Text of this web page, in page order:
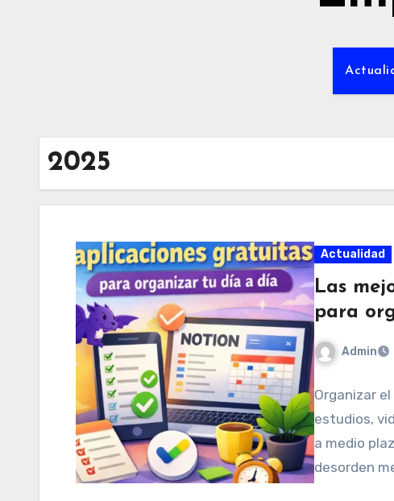
2025
Actualidad
Las
para
Admin
Organizar
estudios,
a medio
desorden